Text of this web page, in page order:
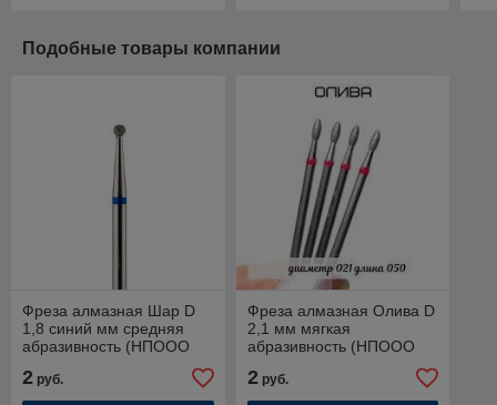
Подобные товары компании
Фреза алмазная Шар D
1,8 синий мм средняя
абразивность (НПООО
2 руб.
Фреза алмазная Олива D
2,1 мм мягкая
абразивность (НПООО
2руб.